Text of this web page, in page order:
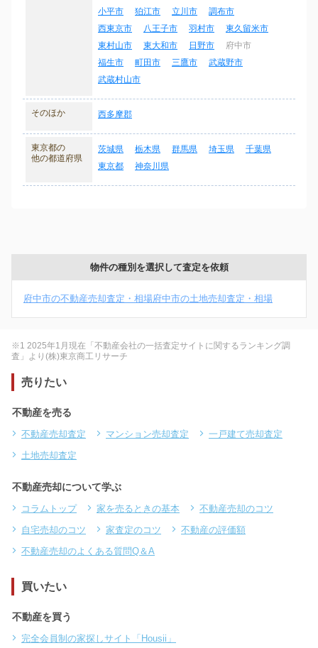
小平市 狛江市 立川市
調布市
西東京市
八王子市 羽村市
東久留米市
東村山市
東大和市 日野市
府中市
福生市
町田市 三鷹市
武蔵野市
武蔵村山市
そのほか 西多摩郡
東京都の
他の都道府県
茨城県 栃木県 群馬県 埼玉県
千葉県
東京都
神奈川県
物件の種別を選択して査定を依頼
府中市の不動産売却査定・相場府中市の土地売却査定・相場
※1 2025年1月現在「不動産会社の一括査定サイトに関するランキング調
査」より(株)東京商工リサーチ
売りたい
不動産を売る
不動産売却査定 マンション売却査定
一戸建て売却査定
土地売却査定
不動産売却について学ぶ
コラムトップ 家を売るときの基本
不動産売却のコツ
自宅売却のコツ
家査定のコツ
不動産の評価額
不動産売却のよくある質問Q＆A
買いたい
不動産を買う
完全会員制の家探しサイト「Housii」